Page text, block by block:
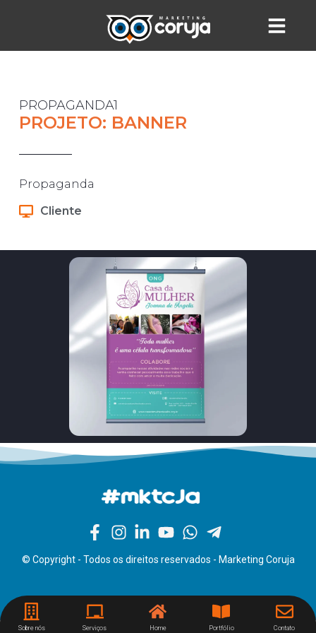
PROPAGANDA1
PROJETO: BANNER
Propaganda
Cliente
© Copyright - Todos os direitos reservados - Marketing Coruja
Sobre nós Serviços Home Portfólio Contato